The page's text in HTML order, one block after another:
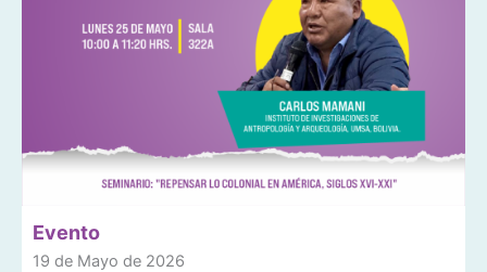
Evento
19 de Mayo de 2026